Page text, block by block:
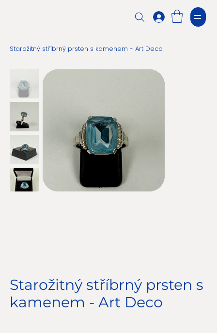
Starožitný stříbrný prsten s kamenem - Art Deco
Starožitný stříbrný prsten s
kamenem - Art Deco